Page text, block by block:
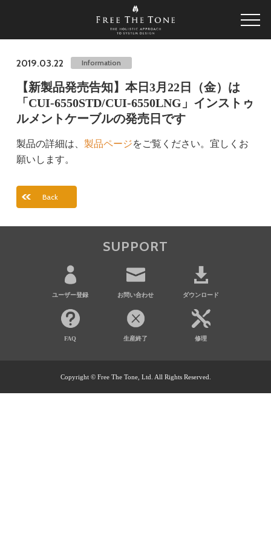
2019.03.22 Information
【新製品発売告知】本日3月22日（金）は
「CUI-6550STD/CUI-6550LNG」インストゥ
ルメントケーブルの発売日です
製品の詳細は、 製品ページをご覧ください。宜しくお
願いします。
Back
SUPPORT
ユーザー登録 お問い合わせ ダウンロード
FAQ 生産終了 修理
Copyright © Free The Tone, Ltd. All Rights Reserved.